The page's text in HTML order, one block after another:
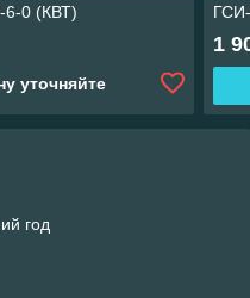
0 (КВТ)
уточняйте
1
год